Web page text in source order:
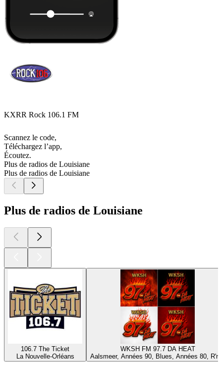
KXRR Rock 106.1 FM
Scannez le code,
Téléchargez l’app,
Écoutez.
Plus de radios de Louisiane
Plus de radios de Louisiane
Plus de radios de Louisiane
106.7 The Ticket
La Nouvelle-Orléans
WKSH FM 97.7 DA HEAT
Aalsmeer, Années 90, Blues, Années 80,